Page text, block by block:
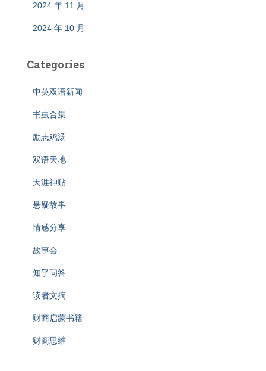
2024 年 11 月
2024 年 10 月
Categories
中英双语新闻
书虫合集
励志鸡汤
双语天地
天涯神贴
悬疑故事
情感分享
故事会
知乎问答
读者文摘
财商启蒙书籍
财商思维